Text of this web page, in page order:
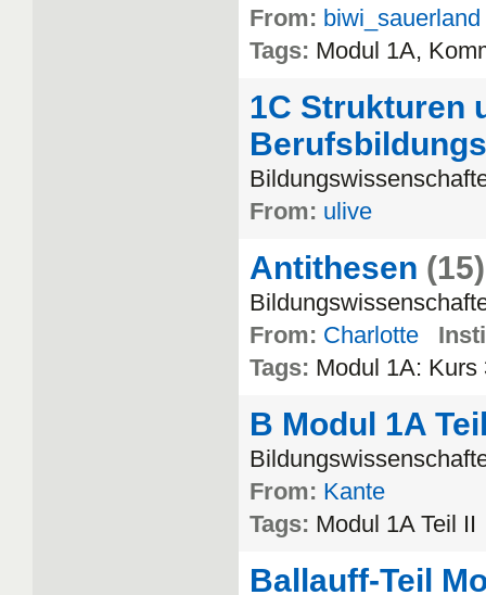
From: biwi_sauerland
Tags: Modul 1A,
1C Strukturen
From: ulive
Antithesen (15)
From: Charlotte
Tags: Modul 1A: Kurs
B Modul 1A
From: Kante
Tags: Modul 1A Teil II
Ballauff-Teil